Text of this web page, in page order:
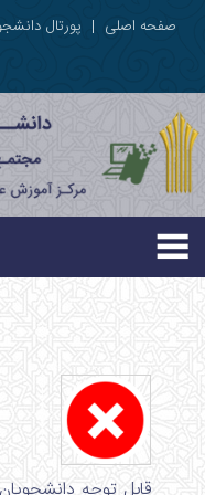
صفحه اصلی | پورتال